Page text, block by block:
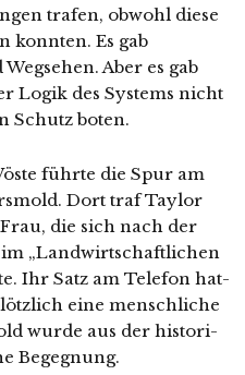
tra­fen, obwohl die­se
konn­ten. Es gab
Aber es gab
Logik des Systems nicht
Schutz boten.
führ­te die Spur am
Dort traf Taylor
die sich nach der
„Landwirtschaftlichen
Ihr Satz am Telefon hat­
eine mensch­li­che
wur­de aus der his­to­ri­
Begegnung.